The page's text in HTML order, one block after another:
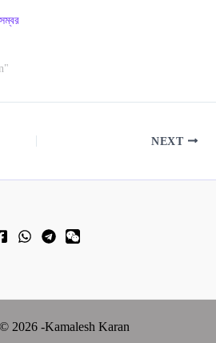
NEXT
2026 -Kamalesh Karan